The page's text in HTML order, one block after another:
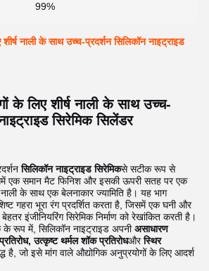
99%
नाली के साथ उच्च-प्रदर्शन सिलिकॉन नाइट्राइड
के लिए शीर्ष नाली के साथ उच्च-
सिरेमिक सिलेंडर
सिलिकॉन नाइट्राइड सिरेमिकसे सटीक रूप से
एक समान मैट फिनिश और इसकी ऊपरी सतह पर एक
के साथ एक बेलनाकार ज्यामिति है। यह भाग
गहरा भूरा रंग प्रदर्शित करता है, जिसमें एक घनी और
इंजीनियरिंग सिरेमिक निर्माण को रेखांकित करती है।
रूप में, सिलिकॉन नाइट्राइड अपनीअसाधारण
उत्कृष्ट थर्मल शॉक प्रतिरोधऔरस्थिर
है, जो इसे मांग वाले औद्योगिक अनुप्रयोगों के लिए आदर्श